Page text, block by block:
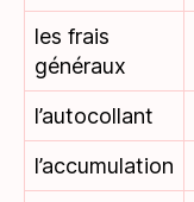
les frais
généraux
l’autocollant
l’accumulation